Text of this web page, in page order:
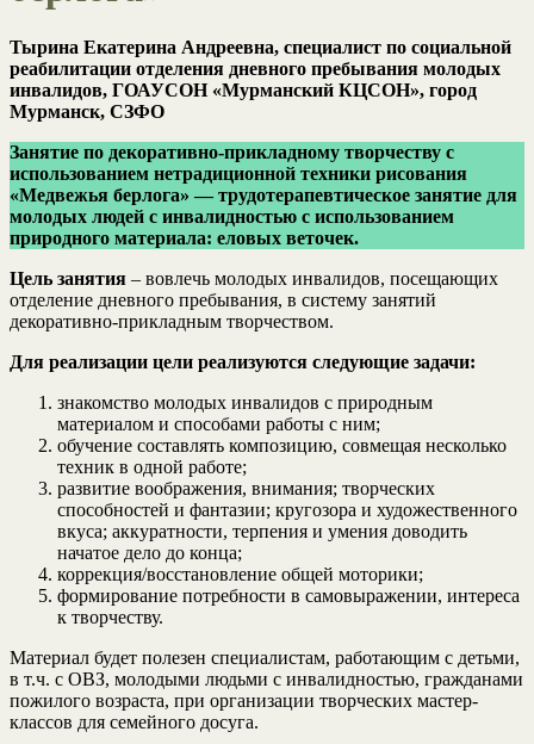
Тырина Екатерина Андреевна, специалист по социальной
реабилитации отделения дневного пребывания молодых
инвалидов, ГОАУСОН «Мурманский КЦСОН», город
Мурманск, СЗФО
Занятие по декоративно-прикладному творчеству с
использованием нетрадиционной техники рисования
«Медвежья берлога» — трудотерапевтическое занятие для
молодых людей с инвалидностью с использованием
природного материала: еловых веточек.
Цель занятия – вовлечь молодых инвалидов, посещающих
отделение дневного пребывания, в систему занятий
декоративно-прикладным творчеством.
Для реализации цели реализуются следующие задачи:
знакомство молодых инвалидов с природным
материалом и способами работы с ним;
обучение составлять композицию, совмещая несколько
техник в одной работе;
развитие воображения, внимания; творческих
способностей и фантазии; кругозора и художественного
вкуса; аккуратности, терпения и умения доводить
начатое дело до конца;
коррекция/восстановление общей моторики;
формирование потребности в самовыражении, интереса
к творчеству.
Материал будет полезен специалистам, работающим с детьми,
в т.ч. с ОВЗ, молодыми людьми с инвалидностью, гражданами
пожилого возраста, при организации творческих мастер-
классов для семейного досуга.